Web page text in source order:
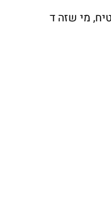
מי שזה ד